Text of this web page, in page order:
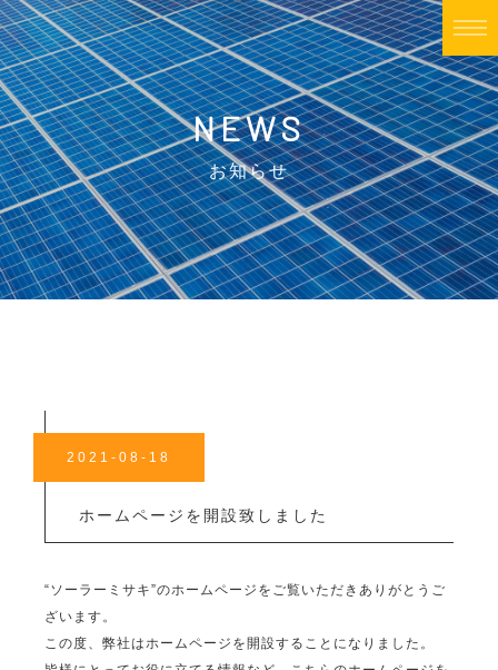
NEWS
お知らせ
2021-08-18
ホームページを開設致しました
“ソーラーミサキ”のホームページをご覧いただきありがとうご
ざいます。
この度、弊社はホームページを開設することになりました。